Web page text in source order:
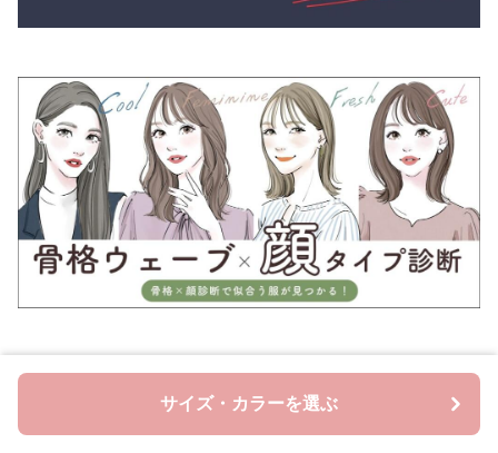
サイズ・カラーを選ぶ